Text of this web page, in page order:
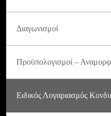
Διαγωνισμοί
Προϋπολογισμοί –
Ειδικός Λογαριασμός